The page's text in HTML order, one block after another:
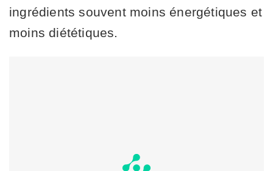
ingrédients souvent moins énergétiques et
moins diététiques.